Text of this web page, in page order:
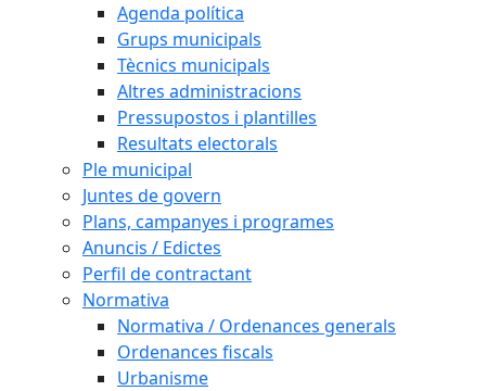
Agenda política
Grups municipals
Tècnics municipals
Altres administracions
Pressupostos i plantilles
Resultats electorals
Ple municipal
Juntes de govern
Plans, campanyes i programes
Anuncis / Edictes
Perfil de contractant
Normativa
Normativa / Ordenances generals
Ordenances fiscals
Urbanisme